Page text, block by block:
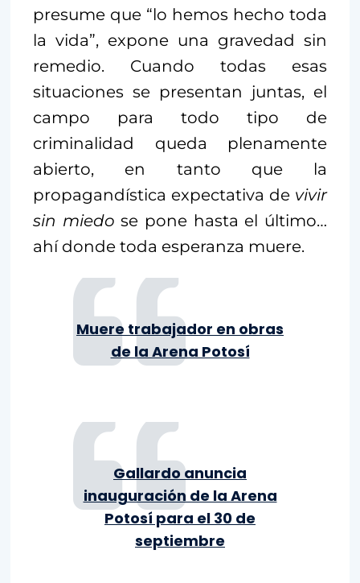
presume que “lo hemos hecho toda
la vida”, expone una gravedad sin
remedio. Cuando todas esas
situaciones se presentan juntas, el
campo para todo tipo de
criminalidad queda plenamente
abierto, en tanto que la
propagandística expectativa de vivir
sin miedo se pone hasta el último…
ahí donde toda esperanza muere.
Muere trabajador en obras
de la Arena Potosí
Gallardo anuncia
inauguración de la Arena
Potosí para el 30 de
septiembre